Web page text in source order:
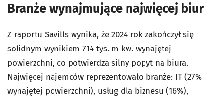
Branże wynajmujące najwięcej biur
Z raportu Savills wynika, że 2024 rok zakończył się
solidnym wynikiem 714 tys. m kw. wynajętej
powierzchni, co potwierdza silny popyt na biura.
Najwięcej najemców reprezentowało branże: IT (27%
wynajętej powierzchni), usług dla biznesu (16%),